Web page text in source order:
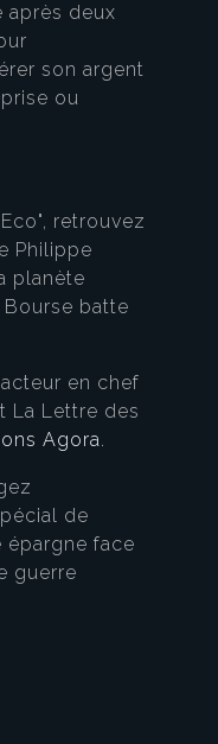
après deux
son argent
ou
retrouvez
Philippe
planète
Bourse batte
en chef
La Lettre des
Agora.
de
épargne face
guerre